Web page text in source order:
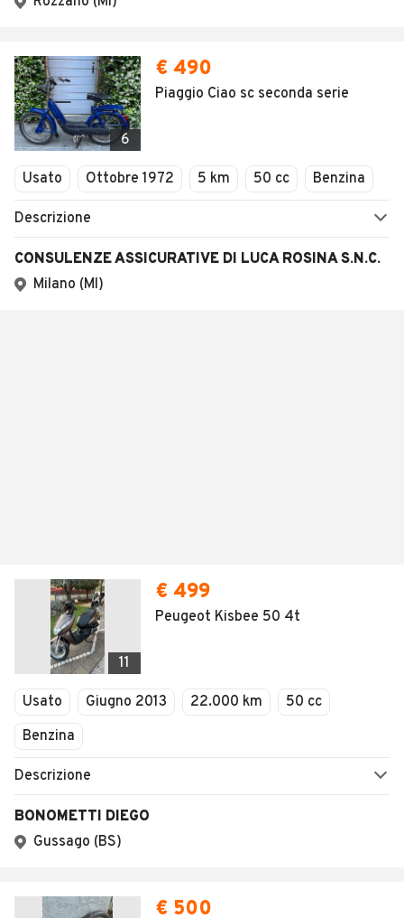
6
€ 490
Piaggio Ciao sc seconda serie
Usato Ottobre 1972 5 km 50 cc Benzina
Descrizione
CONSULENZE ASSICURATIVE DI LUCA ROSINA S.N.C.
Milano (MI)
11
€ 499
Peugeot Kisbee 50 4t
Usato Giugno 2013 22.000 km
50 cc
Benzina
Descrizione
BONOMETTI DIEGO
Gussago (BS)
€ 500